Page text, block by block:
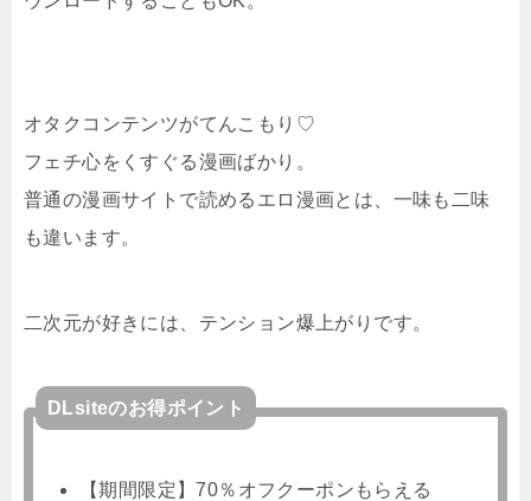
オタクコンテンツがてんこもり♡
フェチ心をくすぐる漫画ばかり。
普通の漫画サイトで読めるエロ漫画とは、一味も二味
も違います。
二次元が好きには、テンション爆上がりです。
DLsiteのお得ポイント
【期間限定】70％オフクーポンもらえる